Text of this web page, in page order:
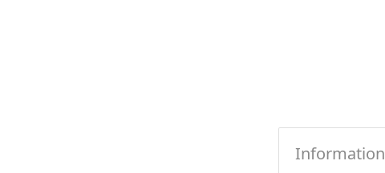
Information